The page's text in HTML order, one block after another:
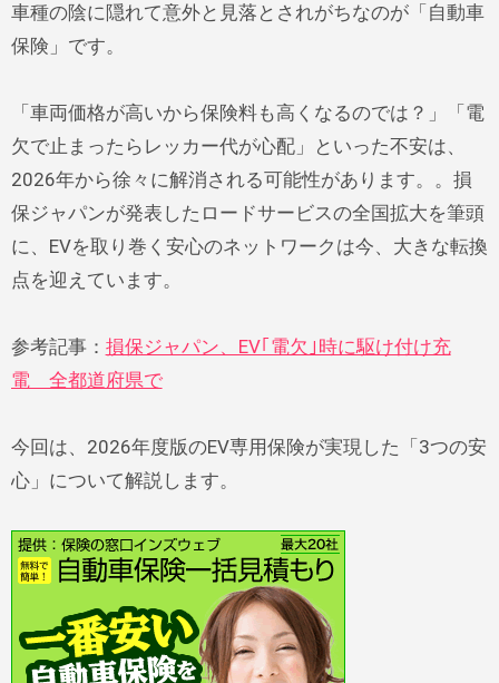
車種の陰に隠れて意外と見落とされがちなのが「自動車
保険」です。
「車両価格が高いから保険料も高くなるのでは？」「電
欠で止まったらレッカー代が心配」といった不安は、
2026年から徐々に解消される可能性があります。。損
保ジャパンが発表したロードサービスの全国拡大を筆頭
に、EVを取り巻く安心のネットワークは今、大きな転換
点を迎えています。
参考記事： 損保ジャパン、EV｢電欠｣時に駆け付け充
電 全都道府県で
今回は、2026年度版のEV専用保険が実現した「3つの安
心」について解説します。